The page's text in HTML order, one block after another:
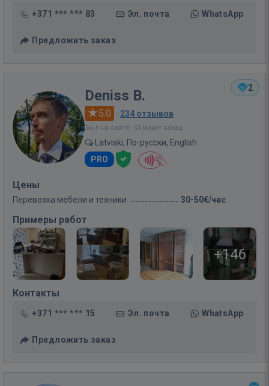
+371 *** *** 83 Эл. почта WhatsApp
Предложить заказ
2
Deniss B.
5.0 · 234 отзывов
Был на сайте: 53 минут назад
Latviski, По-русски, English
PRO
Цены
Перевозка мебели и техники 30-50€/час
Примеры работ
+146
Контакты
+371 *** *** 15 Эл. почта WhatsApp
Предложить заказ